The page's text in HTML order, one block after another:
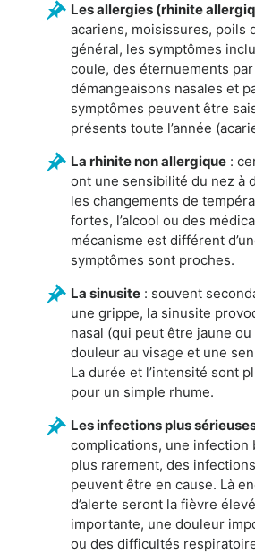
Les allergies (rhinite
acariens, moisissures, poils
général, les symptômes
coule, des éternuements
démangeaisons nasales et
symptômes peuvent être
présents toute l’année
La rhinite non allergique :
ont une sensibilité du nez à
les changements de
fortes, l’alcool ou des
mécanisme est différent
symptômes sont proches.
La sinusite : souvent
une grippe, la sinusite
nasal (qui peut être jaune
douleur au visage et une
La durée et l’intensité sont
pour un simple rhume.
Les infections plus
complications, une infection
plus rarement, des
peuvent être en cause. Là
d’alerte seront la fièvre
importante, une douleur
ou des difficultés